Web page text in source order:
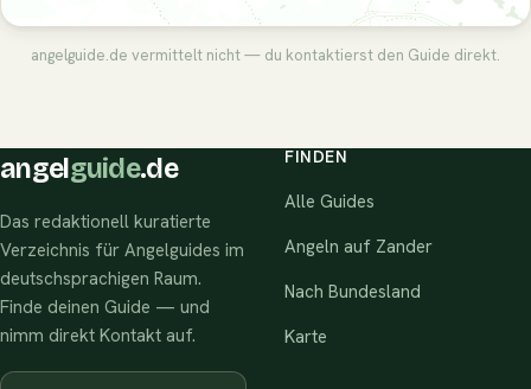
angelguide.de vermittelt nicht — du kontaktierst den Guide direkt.
angel guide.de
Das redaktionell kuratierte
Verzeichnis für Angelguides im
deutschsprachigen Raum.
Finde deinen Guide — und
nimm direkt Kontakt auf.
FINDEN
Alle Guides
Angeln auf Zander
Nach Bundesland
Karte